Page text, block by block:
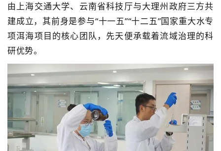
由上海交通大学、云南省科技厅与大理州政府三方共
建成立，其前身是参与“十一五”“十二五”国家重大水专
项洱海项目的核心团队，先天便承载着流域治理的科
研优势。